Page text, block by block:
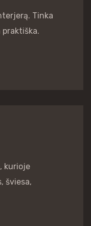
Tinka
kurioje
šviesa,